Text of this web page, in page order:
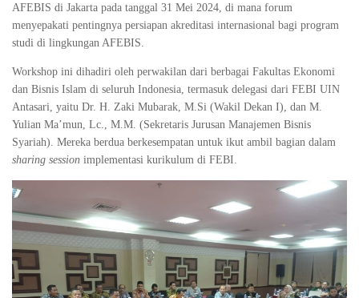
AFEBIS di Jakarta pada tanggal 31 Mei 2024, di mana forum
menyepakati pentingnya persiapan akreditasi internasional bagi program
studi di lingkungan AFEBIS.
Workshop ini dihadiri oleh perwakilan dari berbagai Fakultas Ekonomi
dan Bisnis Islam di seluruh Indonesia, termasuk delegasi dari FEBI UIN
Antasari, yaitu Dr. H. Zaki Mubarak, M.Si (Wakil Dekan I), dan M.
Yulian Ma’mun, Lc., M.M. (Sekretaris Jurusan Manajemen Bisnis
Syariah). Mereka berdua berkesempatan untuk ikut ambil bagian dalam
sharing session implementasi kurikulum di FEBI.